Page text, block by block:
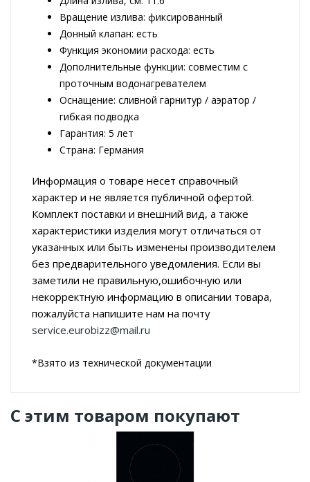
Вращение излива: фиксированный
Донный клапан: есть
Функция экономии расхода: есть
Дополнительные функции: совместим с
проточным водонагревателем
Оснащение: сливной гарнитур / аэратор /
гибкая подводка
Гарантия: 5 лет
Страна: Германия
Информация о товаре несет справочный
характер и не является публичной офертой.
Комплект поставки и внешний вид, а также
характеристики изделия могут отличаться от
указанных или быть изменены производителем
без предварительного уведомления. Если вы
заметили не правильную,ошибочную или
некорректную информацию в описании товара,
пожалуйста напишите нам на почту
service.eurobizz@mail.ru
*Взято из технической документации
С этим товаром покупают